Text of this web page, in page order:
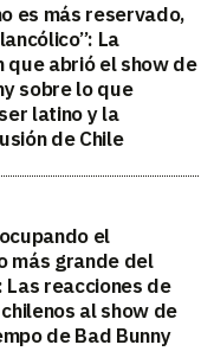
es más reservado,
La
que abrió el show de
sobre lo que
latino y la
de Chile
el
más grande del
Las reacciones de
al show de
de Bad Bunny